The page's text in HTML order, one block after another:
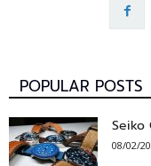
POPULAR POSTS
Seiko
08/02/